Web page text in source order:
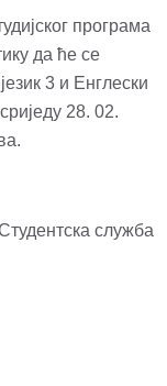
програма
да ће се
3 и Енглески
28. 02.
служба